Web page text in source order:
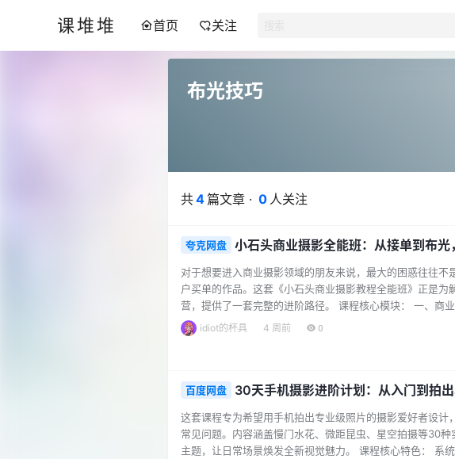
课堆堆 首页 关注
布光技巧
共4篇文章 · 0 人关注
夸克网盘 小石头商业摄影全能班：从接单到布
对于想要进入商业摄影领域的朋友来说，最大的困惑往往
户买单的作品。这套《小石头商业摄影教程全能班》正是
营，提供了一套完整的进阶路径。 课程核心模块： 一、商
实现稳定变现？ 摄影师如何高效接单、合理报价？有哪些
款模式有哪些避坑要点？ 如何打造高价值案例，让作品主
idiot的杯具 4 周前 0
百度网盘 30天手机摄影进阶计划：从入门到拍出
这套课程专为希望用手机拍出专业级照片的摄影爱好者设
常见问题。内容涵盖慢门水花、微距昆虫、星空拍摄等30
主题，让日常场景焕发全新视觉魅力。 课程核心特色： 系